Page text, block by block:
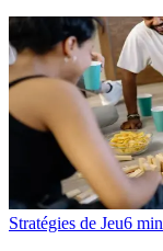
Stratégies de Jeu6 min